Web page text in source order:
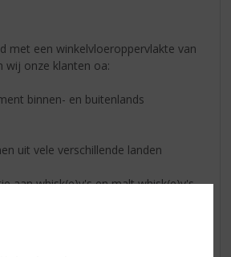
met een winkelvloeroppervlakte van
wij onze klanten oa:
binnen- en buitenlands
uit vele verschillende landen
aan whisk(e)y's en malt whisk(e)y's